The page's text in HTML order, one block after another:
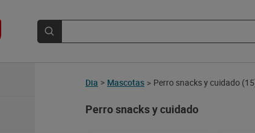
Dia > Mascotas > Perro snacks y cuidado
Perro snacks y cuidado